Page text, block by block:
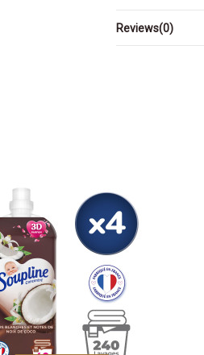
Reviews(0)